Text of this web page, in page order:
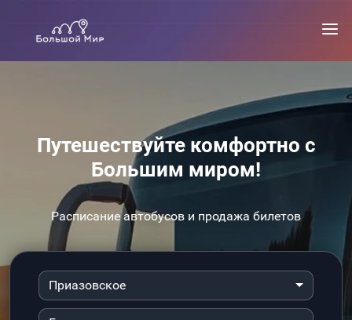
Путешествуйте комфортно с
Большим миром!
Расписание автобусов и продажа билетов
Приазовское